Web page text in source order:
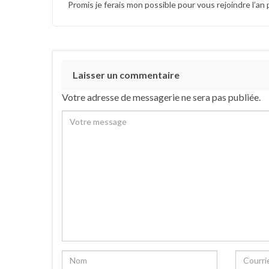
Promis je ferais mon possible pour vous rejoindre l’an
Laisser un commentaire
Votre adresse de messagerie ne sera pas publiée.